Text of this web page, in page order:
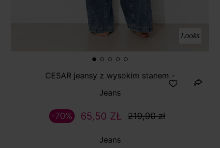
Looks
CESAR jeansy z wysokim stanem -
Jeans
65,50 ZŁ 219,90 zł
-70%
Jeans